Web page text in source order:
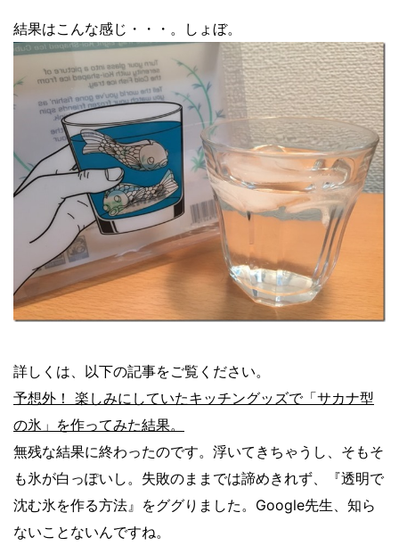
結果はこんな感じ・・・。しょぼ。
詳しくは、以下の記事をご覧ください。
予想外！ 楽しみにしていたキッチングッズで「サカナ型
の氷」を作ってみた結果。
無残な結果に終わったのです。浮いてきちゃうし、そもそ
も氷が白っぽいし。失敗のままでは諦めきれず、『透明で
沈む氷を作る方法』をググりました。Google先生、知ら
ないことないんですね。